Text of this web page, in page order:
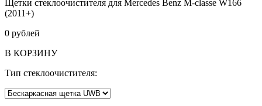
Щетки стеклоочистителя для Mercedes Benz M-classe W166
(2011+)
0 рублей
В КОРЗИНУ
Тип стеклоочистителя: